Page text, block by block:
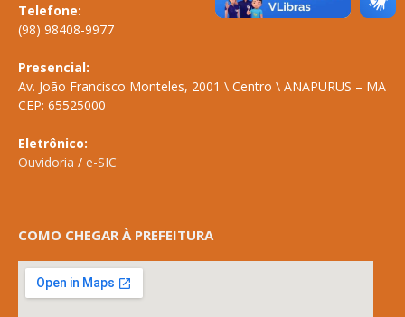
Telefone:
(98) 98408-9977
Presencial:
Av. João Francisco Monteles, 2001 \ Centro \ ANAPURUS – MA
CEP: 65525000
Eletrônico:
Ouvidoria / e-SIC
COMO CHEGAR À PREFEITURA